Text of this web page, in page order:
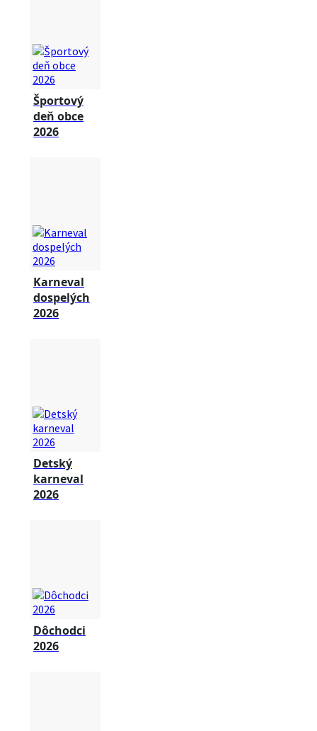
Športový
deň obce
2026
Karneval
dospelých
2026
Detský
karneval
2026
Dôchodci
2026